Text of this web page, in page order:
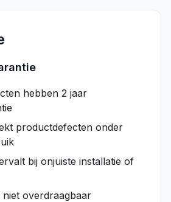
hebben 2 jaar
productdefecten onder
bij onjuiste installatie of
niet overdraagbaar